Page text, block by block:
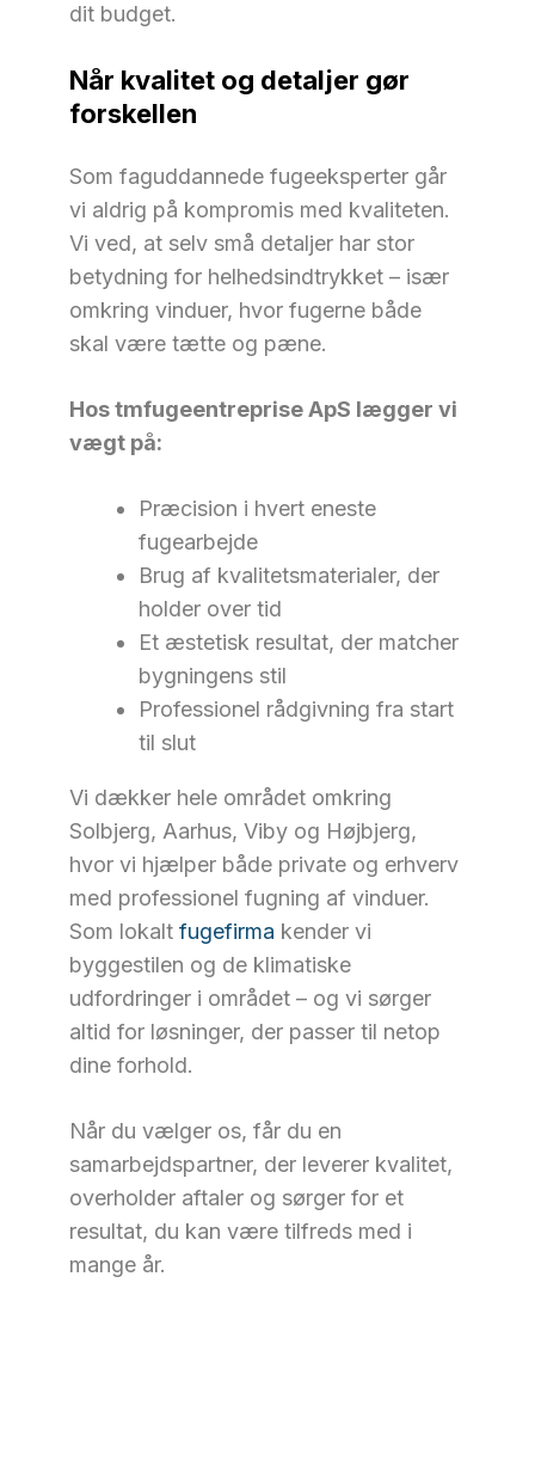
dit budget.
Når kvalitet og detaljer gør
forskellen
Som faguddannede fugeeksperter går
vi aldrig på kompromis med kvaliteten.
Vi ved, at selv små detaljer har stor
betydning for helhedsindtrykket – især
omkring vinduer, hvor fugerne både
skal være tætte og pæne.
Hos tmfugeentreprise ApS lægger vi
vægt på:
Præcision i hvert eneste
fugearbejde
Brug af kvalitetsmaterialer, der
holder over tid
Et æstetisk resultat, der matcher
bygningens stil
Professionel rådgivning fra start
til slut
Vi dækker hele området omkring
Solbjerg, Aarhus, Viby og Højbjerg,
hvor vi hjælper både private og erhverv
med professionel fugning af vinduer.
Som lokalt fugefirma kender vi
byggestilen og de klimatiske
udfordringer i området – og vi sørger
altid for løsninger, der passer til netop
dine forhold.
Når du vælger os, får du en
samarbejdspartner, der leverer kvalitet,
overholder aftaler og sørger for et
resultat, du kan være tilfreds med i
mange år.